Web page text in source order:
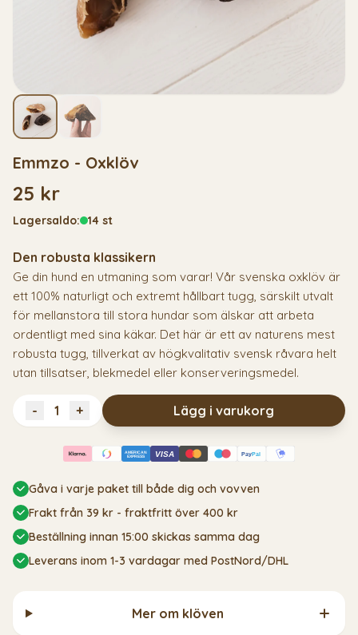
Emmzo - Oxklöv
25 kr
Lagersaldo: 14 st
Den robusta klassikern
Ge din hund en utmaning som varar! Vår svenska oxklöv är
ett 100% naturligt och extremt hållbart tugg, särskilt utvalt
för mellanstora till stora hundar som älskar att arbeta
ordentligt med sina käkar. Det här är ett av naturens mest
robusta tugg, tillverkat av högkvalitativ svensk råvara helt
utan tillsatser, blekmedel eller konserveringsmedel.
- + Lägg i varukorg
AMERICAN
EXPRESS
VISA PayPal
Gåva i varje paket till både dig och vovven
Frakt från 39 kr - fraktfritt över 400 kr
Beställning innan 15:00 skickas samma dag
Leverans inom 1-3 vardagar med PostNord/DHL
Mer om klöven